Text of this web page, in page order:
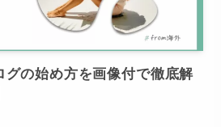
グの始め方を画像付で徹底解